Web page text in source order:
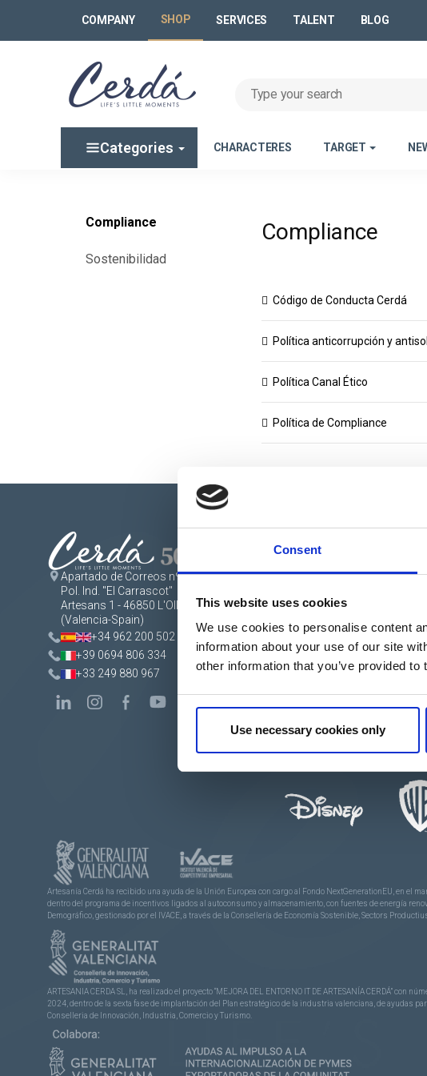
Consent
This website uses cookies
We use cookies to personalise content
information about your use of our site
other information that you’ve provided
Use necessary cookies only
COMPANY SHOP SERVICES TALENT BLOG
Categories CHARACTERES TARGET
Compliance
Sostenibilidad
Compliance
Código de Conducta Cerdá
Política anticorrupción y
Política Canal Ético
Política de Compliance
Apartado de Correos nº 45
Pol. Ind. "El Carrascot"
Artesans 1 - 46850 L'Olleria
(Valencia-Spain)
+34 962 200 502
+39 0694 806 334
+33 249 880 967
SHOP
stationery
Footwear
Beauty line
Gift and accessories
Stationery
Clothing
Artesanía Cerdá ha recibido una ayuda de la Unión Europea con cargo al Fondo NextGenerationEU, en
dentro del programa de incentivos ligados al autoconsumo y almacenamiento, con fuentes de energía
Demográfico, gestionado por el IVACE, a través de la Consellería de Economía Sostenible, Sectors
ARTESANIA CERDA SL, ha realizado el proyecto “MEJORA DEL ENTORNO IT DE ARTESANÍA CERDÁ”
2024, dentro de la sexta fase de implantación del Plan estratégico de la industria valenciana, de ayudas
Conselleria de Innovación, Industria, Comercio y Turismo.